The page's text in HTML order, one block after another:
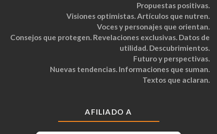
Propuestas positivas.
Visiones optimistas. Artículos que nutren.
Voces y personajes que orientan.
Consejos que protegen. Revelaciones exclusivas. Datos de
utilidad. Descubrimientos.
Futuro y perspectivas.
Nuevas tendencias. Informaciones que suman.
Textos que aclaran.
AFILIADO A